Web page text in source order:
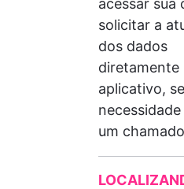
acessar sua
solicitar a
dos dados
diretamente
aplicativo,
um